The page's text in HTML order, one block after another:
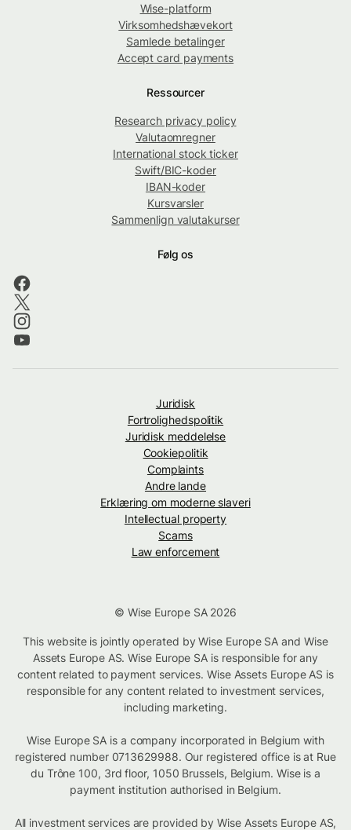
Wise-platform
Virksomhedshævekort
Samlede betalinger
Accept card payments
Ressourcer
Research privacy policy
Valutaomregner
International stock ticker
Swift/BIC-koder
IBAN-koder
Kursvarsler
Sammenlign valutakurser
Følg os
Juridisk
Fortrolighedspolitik
Juridisk meddelelse
Cookiepolitik
Complaints
Andre lande
Erklæring om moderne slaveri
Intellectual property
Scams
Law enforcement
© Wise Europe SA 2026
This website is jointly operated by Wise Europe SA and Wise
Assets Europe AS. Wise Europe SA is responsible for any
content related to payment services. Wise Assets Europe AS is
responsible for any content related to investment services,
including marketing.
Wise Europe SA is a company incorporated in Belgium with
registered number 0713629988. Our registered office is at Rue
du Trône 100, 3rd floor, 1050 Brussels, Belgium. Wise is a
payment institution authorised in Belgium.
All investment services are provided by Wise Assets Europe AS,